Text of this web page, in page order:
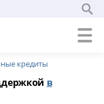
кредиты
в